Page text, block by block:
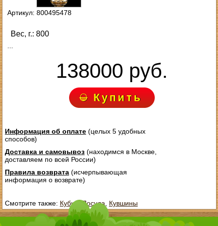
Артикул: 800495478
Вес, г.: 800
138000 руб.
Купить
Информация об оплате(целых 5 удобных
способов)
Доставка и самовывоз(находимся в Москве,
доставляем по всей России)
Правила возврата(исчерпывающая
информация о возврате)
Смотрите также: Кубки Посуда Кувшины